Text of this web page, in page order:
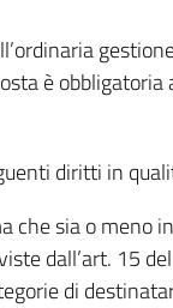
è
diritti in
sia o meno
dall’art. 15
di